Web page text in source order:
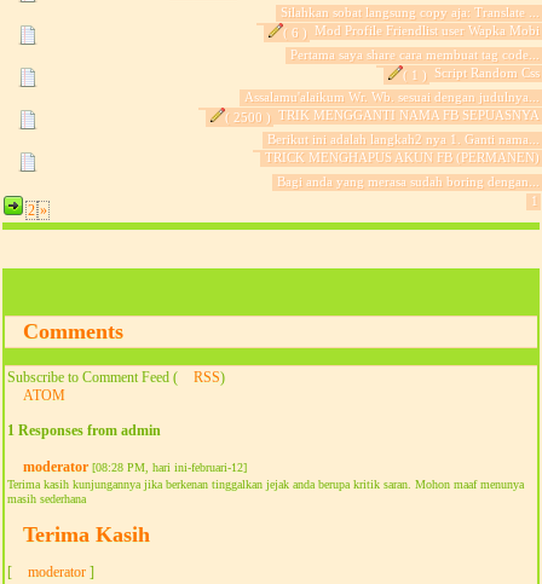
Silahkan sobat langsung copy aja: Translate ...
Mod Profile Friendlist user Wapka Mobi
( 6 )
Pertama saya share cara membuat tag code...
Script Random Css
( 1 )
Assalamu'alaikum Wr. Wb. sesuai dengan judulnya...
TRIK MENGGANTI NAMA FB SEPUASNYA
( 2500 )
Berikut ini adalah langkah2 nya 1. Ganti nama...
TRICK MENGHAPUS AKUN FB (PERMANEN)
Bagi anda yang merasa sudah boring dengan...
1
2 »
Comments
Subscribe to Comment Feed ( RSS)
ATOM
1 Responses from admin
moderator [08:28 PM, hari ini-februari-12]
Terima kasih kunjungannya jika berkenan tinggalkan jejak anda berupa kritik saran. Mohon maaf menunya
masih sederhana
Terima Kasih
[ moderator ]